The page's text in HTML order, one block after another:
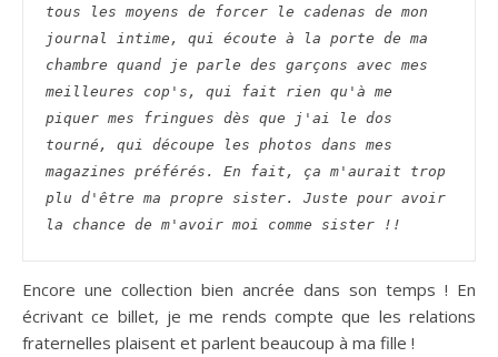
tous les moyens de forcer le cadenas de mon
journal intime, qui écoute à la porte de ma
chambre quand je parle des garçons avec mes
meilleures cop's, qui fait rien qu'à me
piquer mes fringues dès que j'ai le dos
tourné, qui découpe les photos dans mes
magazines préférés. En fait, ça m'aurait trop
plu d'être ma propre sister. Juste pour avoir
la chance de m'avoir moi comme sister !!
Encore une collection bien ancrée dans son temps ! En
écrivant ce billet, je me rends compte que les relations
fraternelles plaisent et parlent beaucoup à ma fille !